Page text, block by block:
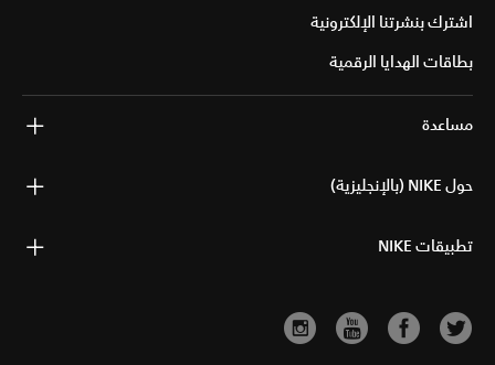
اشترك بنشرتنا الإلكترونية
بطاقات الهدايا الرقمية
مساعدة
حول NIKE (بالإنجليزية)
تطبيقات NIKE